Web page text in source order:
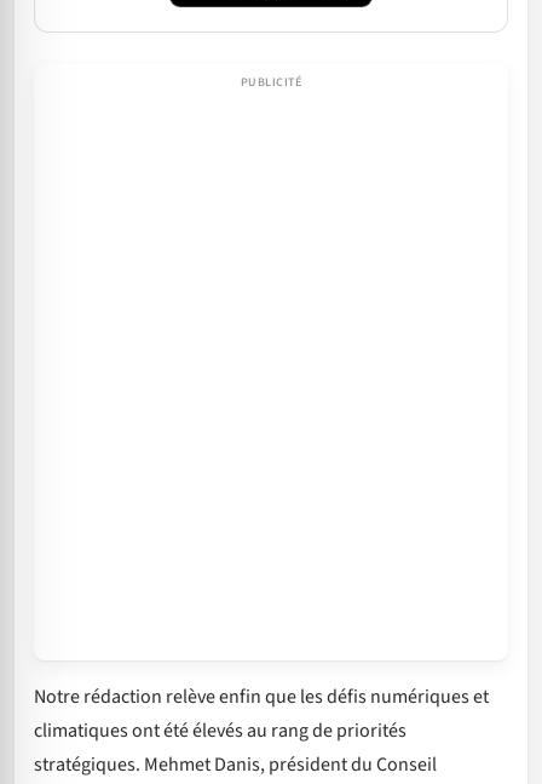
Notre rédaction relève enfin que les défis numériques et
climatiques ont été élevés au rang de priorités
stratégiques. Mehmet Danis, président du Conseil